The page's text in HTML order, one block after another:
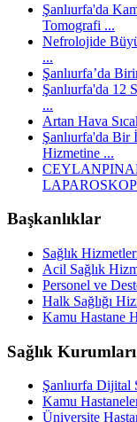
Şanlıurfa'da
Tomografi ...
Nefrolojide
...
Şanlıurfa’da
Şanlıurfa'da 12
...
Artan Hava
Şanlıurfa'da Bir
Hizmetine ...
Başkanlıklar
Sağlık
Acil Sağlık
Personel ve
Halk Sağlığı
Kamu Hastane
Sağlık Kurumları
Şanlıurfa Dijital
Kamu
Üniversite